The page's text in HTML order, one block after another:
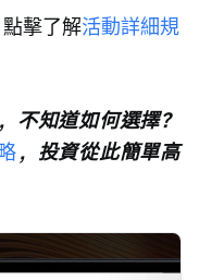
擊了解活動詳細規
不知道如何選擇？
，投資從此簡單高